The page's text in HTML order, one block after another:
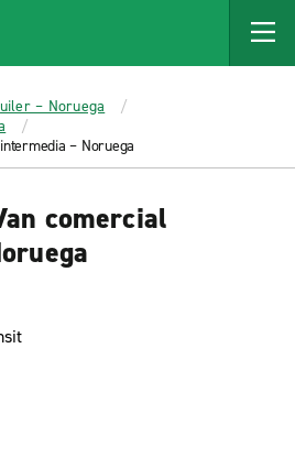
– Noruega
– Noruega
comercial